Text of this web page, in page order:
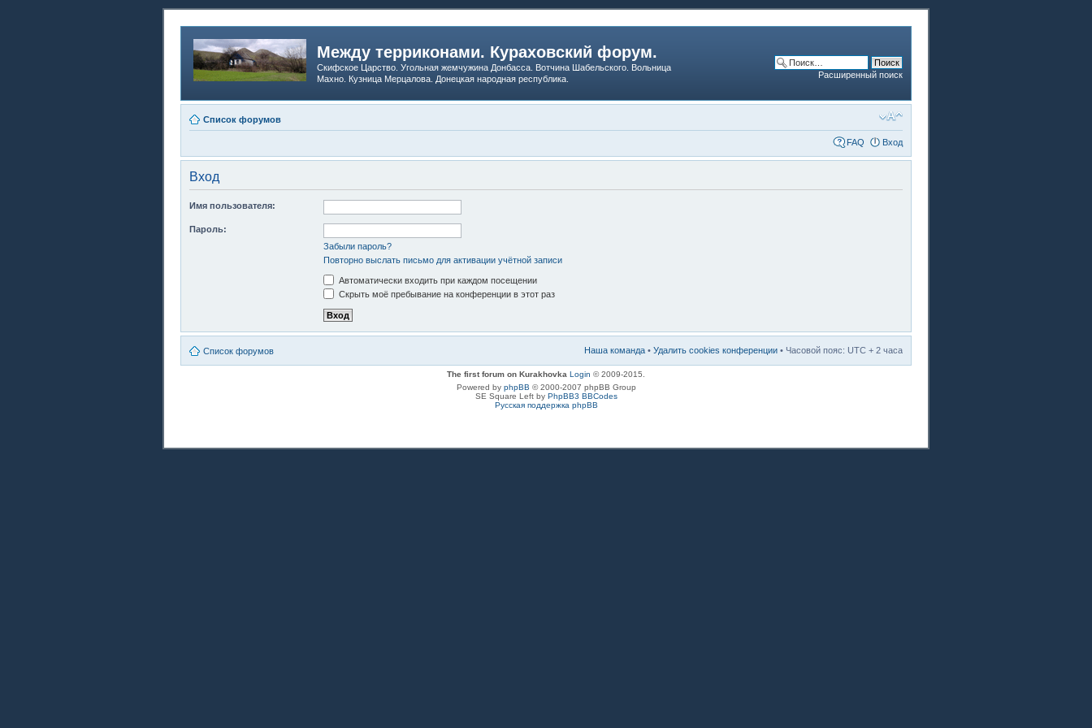
Между терриконами. Кураховский форум.
Скифское Царство. Угольная жемчужина Донбасса. Вотчина Шабельского. Вольница
Махно. Кузница Мерцалова. Донецкая народная республика.
Расширенный поиск
Список форумов
FAQ Вход
Вход
Имя пользователя:
Пароль:
Забыли пароль?
Повторно выслать письмо для активации учётной записи
Автоматически входить при каждом посещении
Скрыть моё пребывание на конференции в этот раз
Список форумов Наша команда • Удалить cookies конференции • Часовой пояс: UTC + 2 часа
The first forum on Kurakhovka Login © 2009-2015.
Powered by phpBB © 2000-2007 phpBB Group
SE Square Left by PhpBB3 BBCodes
Русская поддержка phpBB